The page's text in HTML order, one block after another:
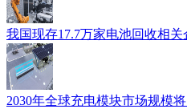
我国现存17.7万家电池回收相关
2030年全球充电模块市场规模